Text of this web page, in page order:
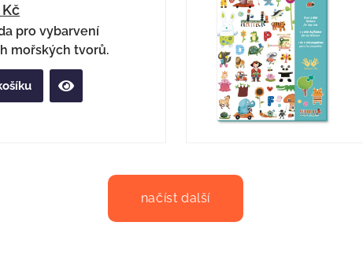
Kč
pro vybarvení
mořských tvorů.
načíst další